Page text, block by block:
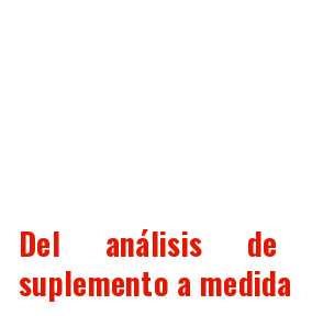
Del análisis de
suplemento a medida